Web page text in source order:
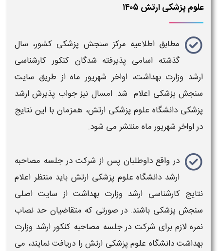
علوم پزشکی ارتش ۱۴۰۵
مطابق اطلاعیه مرکز سنجش پزشکی کشور، سال
گذشته اسامی پذیرفته شدگان کنکور کارشناسی
ارشد وزارت بهداشت، اواخر شهریور ماه از طریق سایت
سنجشپزشکی اعلام شد. امسال نیز جواب پذیرشارشد
پزشکی دانشگاه علوم پزشکی ارتش، همزمان با این نتایج
در اواخر شهریور ماه منتشر می شود.
در واقع داوطلبان پس از شرکت در جلسه مصاحبه
ارشد دانشگاه علوم پزشکی ارتش باید منتظر اعلام
نتایج کارشناسی ارشد وزارت بهداشت از سایت اصلی
سنجشپزشکی باشند. در صورتی که متقاضیان حد نصاب
نمره لازم برای شرکت در جلسه مصاحبه کنکور ارشد وزارت
بهداشت دانشگاه علوم پزشکی ارتش را دریافت نمایند، می